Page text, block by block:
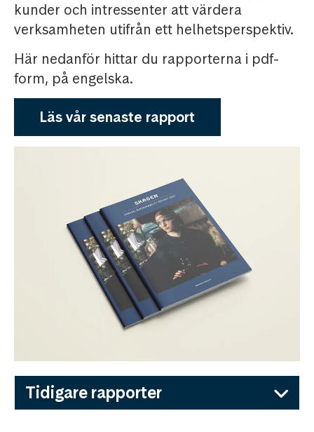
kunder och intressenter att värdera
verksamheten utifrån ett helhetsperspektiv.
Här nedanför hittar du rapporterna i pdf-
form, på engelska.
Läs vår senaste rapport
Tidigare rapporter